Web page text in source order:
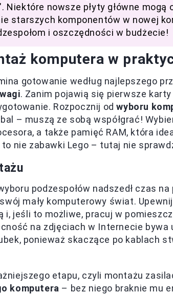
nowsze płyty główne mogą
starszych komponentów w nowej
i oszczędności w budżecie!
komputera w
gotowanie według najlepszego
. Zanim pojawią się pierwsze
Rozpocznij odwyboru
– muszą ze sobą współgrać!
a także pamięć RAM, która
nie zabawki Lego – tutaj nie
podzespołów nadszedł czas na
mały komputerowy świat.
jeśli to możliwe, pracuj w
na zdjęciach w Internecie
ponieważ skaczące po kablach
etapu, czyli montażu
komputera – bez niego braknie mu